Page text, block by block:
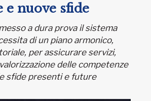
e nuove sfide
a dura prova il sistema
di un piano armonico,
per assicurare servizi,
delle competenze
sfide presenti e future